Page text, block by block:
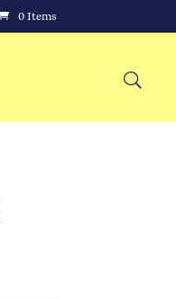
0 Items